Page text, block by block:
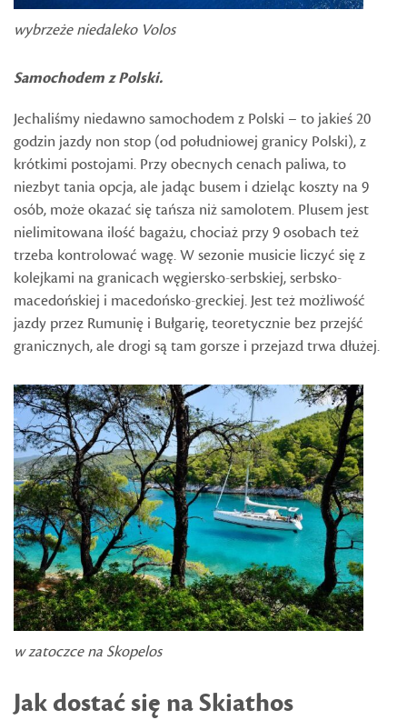
wybrzeże niedaleko Volos
Samochodem z Polski.
Jechaliśmy niedawno samochodem z Polski – to jakieś 20
godzin jazdy non stop (od południowej granicy Polski), z
krótkimi postojami. Przy obecnych cenach paliwa, to
niezbyt tania opcja, ale jadąc busem i dzieląc koszty na 9
osób, może okazać się tańsza niż samolotem. Plusem jest
nielimitowana ilość bagażu, chociaż przy 9 osobach też
trzeba kontrolować wagę. W sezonie musicie liczyć się z
kolejkami na granicach węgiersko-serbskiej, serbsko-
macedońskiej i macedońsko-greckiej. Jest też możliwość
jazdy przez Rumunię i Bułgarię, teoretycznie bez przejść
granicznych, ale drogi są tam gorsze i przejazd trwa dłużej.
w zatoczce na Skopelos
Jak dostać się na Skiathos